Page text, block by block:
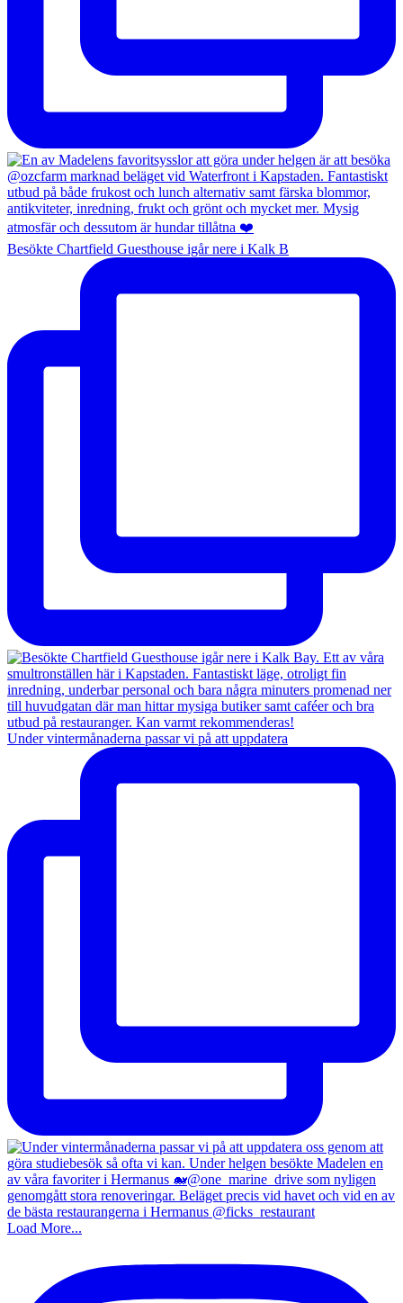
Besökte Chartfield Guesthouse igår nere i Kalk B
Under vintermånaderna passar vi på att uppdatera
Load More...